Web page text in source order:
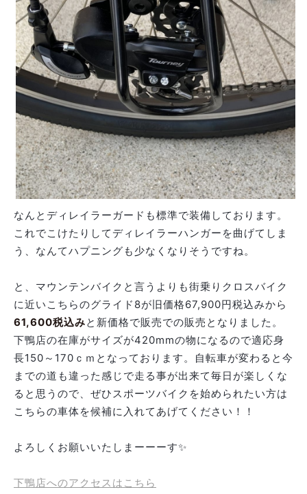
なんとディレイラーガードも標準で装備しております。
これでこけたりしてディレイラーハンガーを曲げてしま
う、なんてハプニングも少なくなりそうですね。
と、マウンテンバイクと言うよりも街乗りクロスバイク
に近いこちらのグライド8が旧価格67,900円税込みから
61,600税込みと新価格で販売での販売となりました。
下鴨店の在庫がサイズが420mmの物になるので適応身
長150～170ｃｍとなっております。自転車が変わると今
までの道も違った感じで走る事が出来て毎日が楽しくな
ると思うので、ぜひスポーツバイクを始められたい方は
こちらの車体を候補に入れてあげてください！！
よろしくお願いいたしまーーーす✨
下鴨店へのアクセスはこちら